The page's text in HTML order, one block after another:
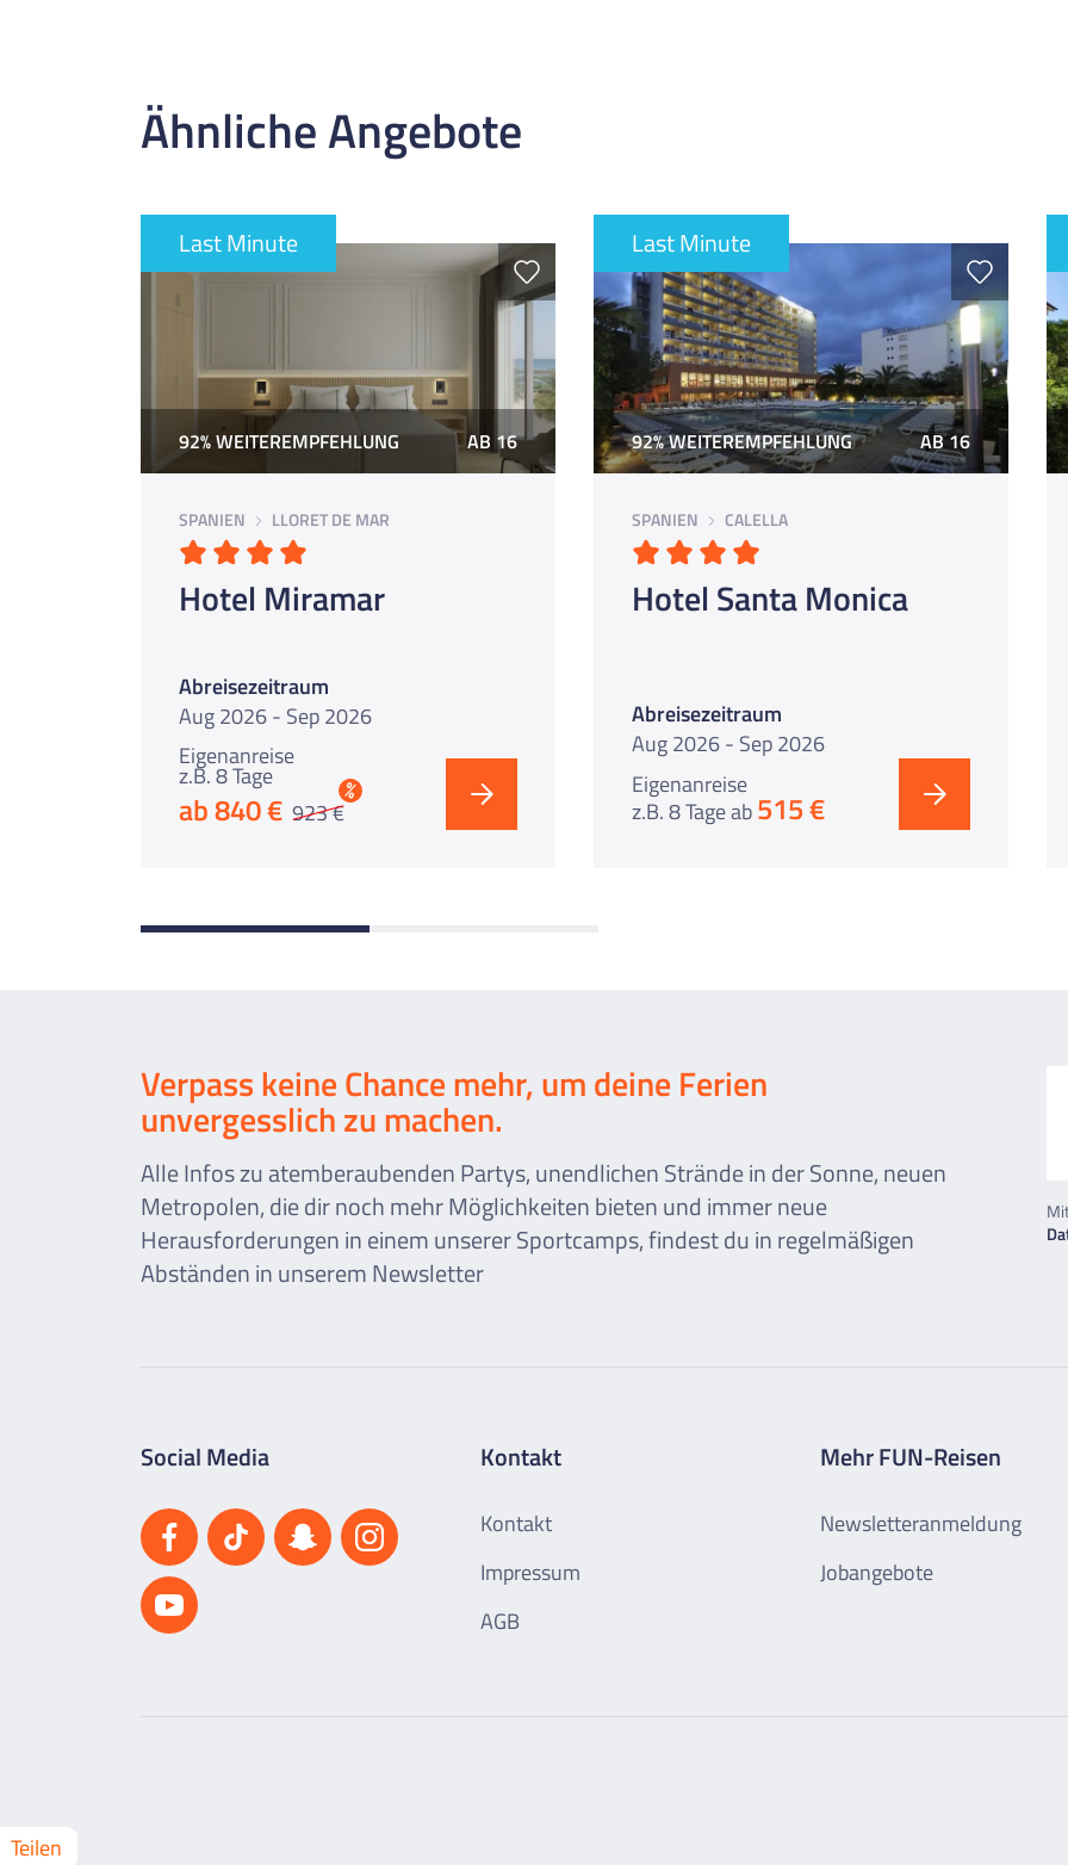
Ähnliche Angebote
Last Minute
92% WEITEREMPFEHLUNG AB 16
SPANIEN LLORET DE MAR
Hotel Miramar
Abreisezeitraum
Aug 2026 - Sep 2026
Eigenanreise
z.B. 8 Tage
ab 840 € 923 €
%
Last Minute
92% WEITEREMPFEHLUNG AB 16
SPANIEN CALELLA
Hotel Santa Monica
Abreisezeitraum
Aug 2026 - Sep 2026
Eigenanreise
z.B. 8 Tageab515 €
Verpass keine Chance mehr, um deine Ferien
unvergesslich zu machen.
Alle Infos zu atemberaubenden Partys, unendlichen Strände in der Sonne, neuen
Metropolen, die dir noch mehr Möglichkeiten bieten und immer neue
Herausforderungen in einem unserer Sportcamps, findest du in regelmäßigen
Abständen in unserem Newsletter
Social Media Kontakt
Kontakt
Impressum
AGB
Mehr FUN-Reisen
Newsletteranmeldung
Jobangebote